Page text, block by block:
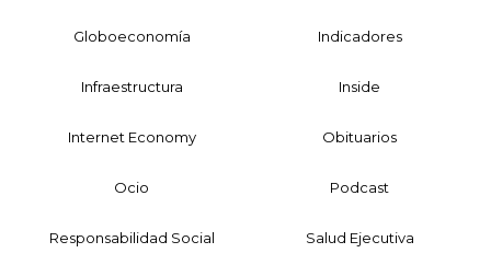
Globoeconomía Indicadores
Infraestructura Inside
Internet Economy Obituarios
Ocio Podcast
Responsabilidad Social Salud Ejecutiva